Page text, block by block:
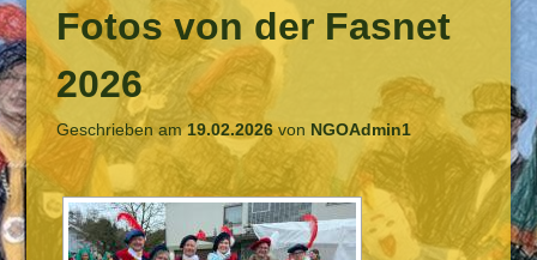
Fotos von der Fasnet
2026
Geschrieben am19.02.2026von NGOAdmin1